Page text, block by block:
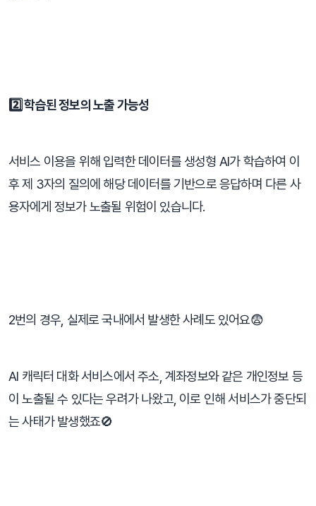
​2️⃣ 학습된 정보의 노출 가능성
서비스 이용을 위해 입력한 데이터를 생성형 AI가 학습하여 이
후 제 3자의 질의에 해당 데이터를 기반으로 응답하며 다른 사
용자에게 정보가 노출될 위험이 있습니다.
2번의 경우, 실제로 국내에서 발생한 사례도 있어요😨
AI 캐릭터 대화 서비스에서 주소, 계좌정보와 같은 개인정보 등
이 노출될 수 있다는 우려가 나왔고, 이로 인해 서비스가 중단되
는 사태가 발생했죠🚫